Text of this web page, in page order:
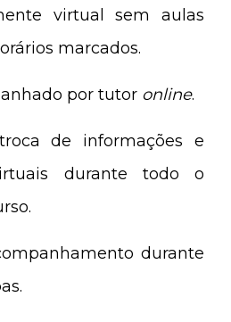
virtual sem aulas
marcados.
por tutor online.
de informações e
durante todo o
durante